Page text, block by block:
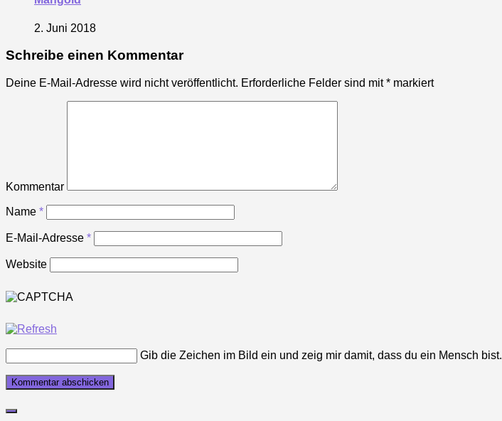
2. Juni 2018
Schreibe einen Kommentar
Deine E-Mail-Adresse wird nicht veröffentlicht. Erforderliche Felder sind mit* markiert
Kommentar
Name *
E-Mail-Adresse *
Website
Gib die Zeichen im Bild ein und zeig mir damit, dass du ein Mensch bist.